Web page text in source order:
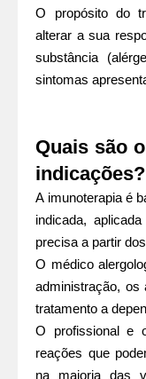
O propósito do
alterar a sua
substância
sintomas
Quais são
indicações?
A imunoterapia é
indicada,
precisa a partir
O médico
administração, os
tratamento a
O profissional e
reações que
na maioria das